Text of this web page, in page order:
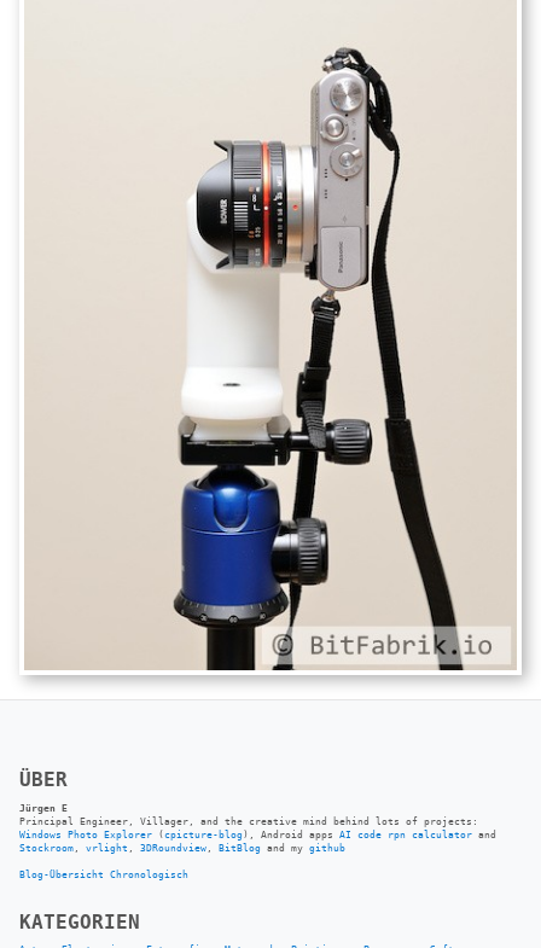
ÜBER
Jürgen E
Principal Engineer, Villager, and the creative mind behind lots of projects:
Windows Photo Explorer (cpicture-blog ), Android apps AI code rpn calculator and
Stockroom , vrlight , 3DRoundview , BitBlog and my github
Blog-Übersicht Chronologisch
KATEGORIEN